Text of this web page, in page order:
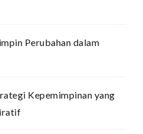
Perubahan dalam
Kepemimpinan yang